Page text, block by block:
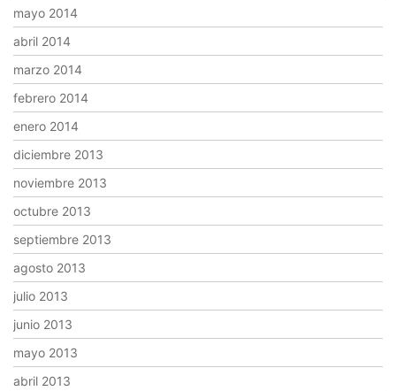
mayo 2014
abril 2014
marzo 2014
febrero 2014
enero 2014
diciembre 2013
noviembre 2013
octubre 2013
septiembre 2013
agosto 2013
julio 2013
junio 2013
mayo 2013
abril 2013